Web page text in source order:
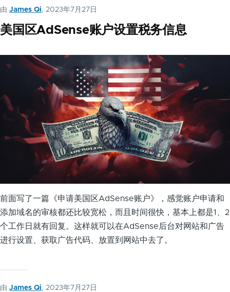
由 James Qi, 2023年7月27日
美国区AdSense账户设置税务信息
前面写了一篇《申请美国区AdSense账户》，感觉账户申请和
添加域名的审核都还比较宽松，而且时间很快，基本上都是1、2
个工作日就有回复。这样就可以在AdSense后台对网站和广告
进行设置、获取广告代码、放置到网站中去了。
由 James Qi, 2023年7月27日